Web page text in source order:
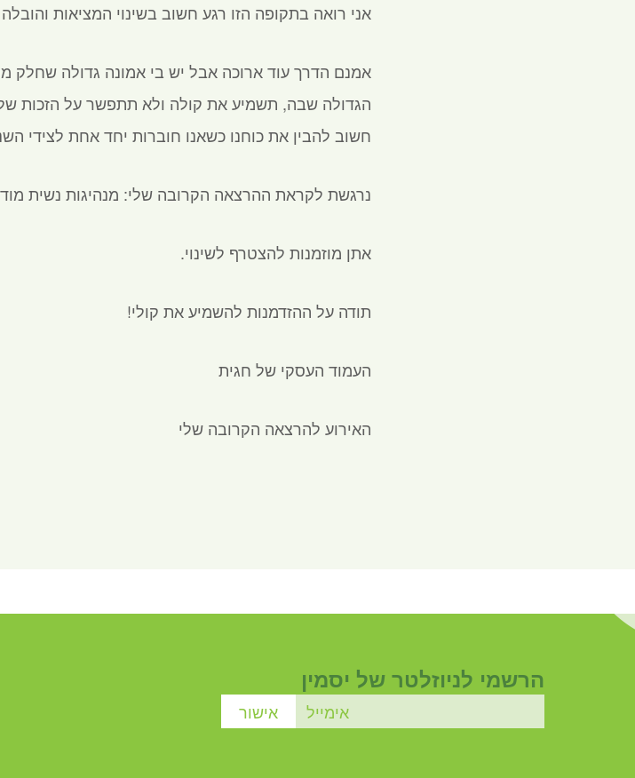
אני רואה בתקופה הזו רגע חשוב בשינוי המציאות והובלה
אמנם הדרך עוד ארוכה אבל יש בי אמונה גדולה שחלק
הגדולה שבה, תשמיע את קולה ולא תתפשר על הזכות
חשוב להבין את כוחנו כשאנו חוברות יחד אחת לצידי
נרגשת לקראת ההרצאה הקרובה שלי: מנהיגות נשית
אתן מוזמנות להצטרף לשינוי.
תודה על ההזדמנות להשמיע את קולי!
העמוד העסקי של חגית
האירוע להרצאה הקרובה שלי
הרשמי לניוזלטר של יסמין